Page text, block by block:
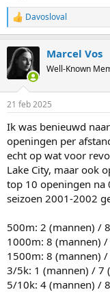
R
e
c
t
s
Davosloval
Marcel Vos
Well-Known
21 feb 2025
Ik was benieuwd
openingen per
echt op wat voor
Lake City, maar ook
top 10 openingen na
seizoen 2001-2002
500m: 2 (mannen) /
1000m: 8 (mannen)
1500m: 8 (mannen)
3/5k: 1 (mannen) / 7
5/10k: 4 (mannen) /